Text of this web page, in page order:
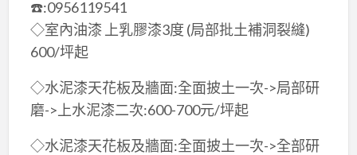
☎️:0956119541
◇室內油漆 上乳膠漆3度 (局部批土補洞裂縫)
600/坪起
◇水泥漆天花板及牆面:全面披土一次->局部研
磨->上水泥漆二次:600-700元/坪起
◇水泥漆天花板及牆面:全面披土一次->全部研